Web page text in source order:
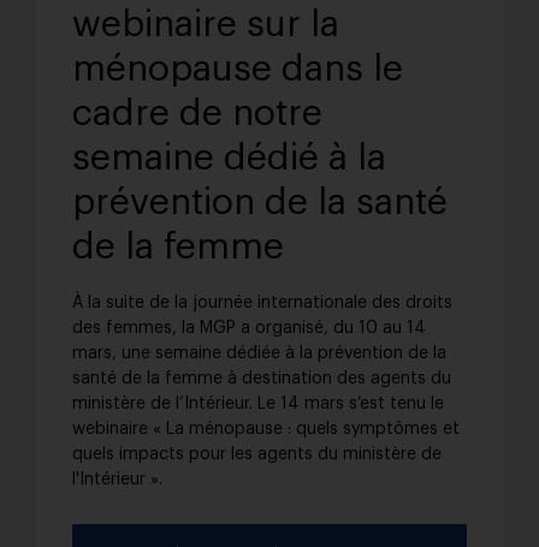
webinaire sur la
ménopause dans le
cadre de notre
semaine dédié à la
prévention de la santé
de la femme
À la suite de la journée internationale des droits
des femmes, la MGP a organisé, du 10 au 14
mars, une semaine dédiée à la prévention de la
santé de la femme à destination des agents du
ministère de l’Intérieur. Le 14 mars s’est tenu le
webinaire « La ménopause : quels symptômes et
quels impacts pour les agents du ministère de
l'Intérieur ».